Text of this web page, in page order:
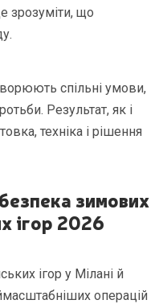
зрозуміти, що
спільні умови,
Результат, як і
техніка і рішення
зимових
ігор 2026
ігор у Мілані й
операцій